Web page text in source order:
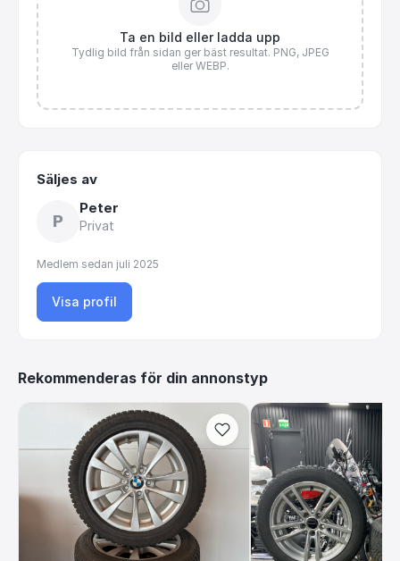
Ta en bild eller ladda upp
Tydlig bild från sidan ger bäst resultat. PNG, JPEG
eller WEBP.
Säljes av
P
Peter
Privat
Medlem sedan juli 2025
Visa profil
Rekommenderas för din annonstyp